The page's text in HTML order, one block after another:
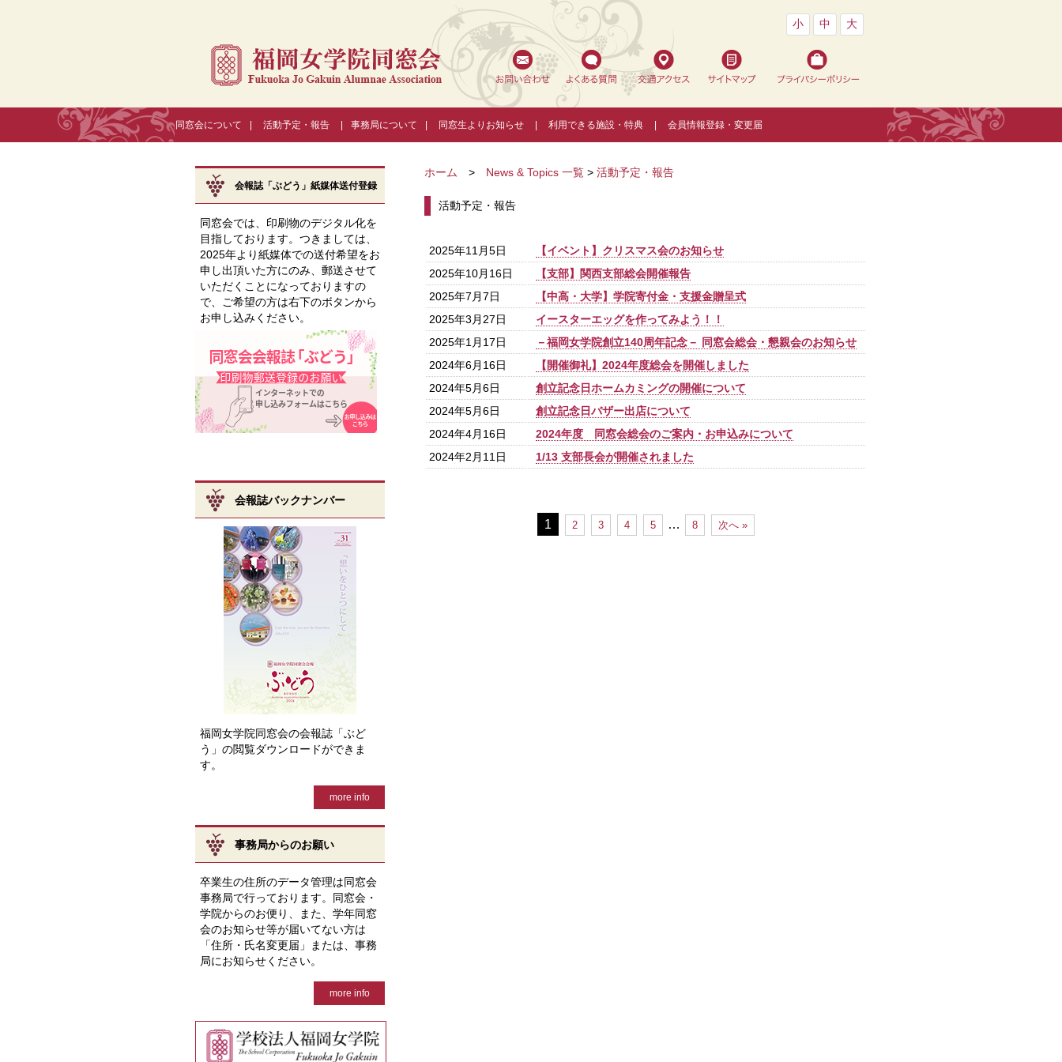
福岡女学院同窓会
小 中 大
同窓会について 活動予定・報告 事務局について 同窓生よりお知らせ 利用できる施設・特典 会員情報登録・変更届
ホーム > News & Topics 一覧 > 活動予定・報告
活動予定・報告
2025年11月5日
【イベント】クリスマス会のお知らせ
2025年10月16日
【支部】関西支部総会開催報告
2025年7月7日
【中高・大学】学院寄付金・支援金贈呈式
2025年3月27日
イースターエッグを作ってみよう！！
2025年1月17日
－福岡女学院創立140周年記念－ 同窓会総会・懇親会のお知らせ
2024年6月16日
【開催御礼】2024年度総会を開催しました
2024年5月6日
創立記念日ホームカミングの開催について
2024年5月6日
創立記念日バザー出店について
2024年4月16日
2024年度 同窓会総会のご案内・お申込みについて
2024年2月11日
1/13 支部長会が開催されました
1 2 3 4 5 … 8 次へ »
会報誌「ぶどう」紙媒体送付登録
同窓会では、印刷物のデジタル化を
目指しております。つきましては、
2025年より紙媒体での送付希望をお
申し出頂いた方にのみ、郵送させて
いただくことになっておりますの
で、ご希望の方は右下のボタンから
お申し込みください。
会報誌バックナンバー
福岡女学院同窓会の会報誌「ぶど
う」の閲覧ダウンロードができま
す。
more info
事務局からのお願い
卒業生の住所のデータ管理は同窓会
事務局で行っております。同窓会・
学院からのお便り、また、学年同窓
会のお知らせ等が届いてない方は
「住所・氏名変更届」または、事務
局にお知らせください。
more info